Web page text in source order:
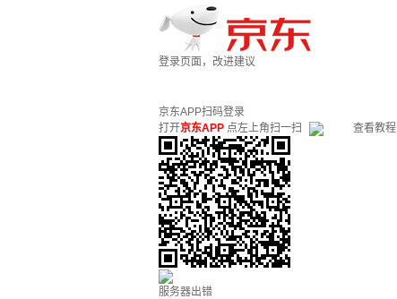
登录页面，改进建议
京东APP扫码登录
打开京东APP 点左上角扫一扫 查看教程
服务器出错